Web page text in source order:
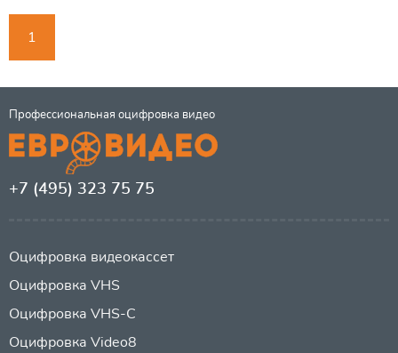
1
Профессиональная оцифровка видео
+7 (495) 323 75 75
Оцифровка видеокассет
Оцифровка VHS
Оцифровка VHS-C
Оцифровка Video8